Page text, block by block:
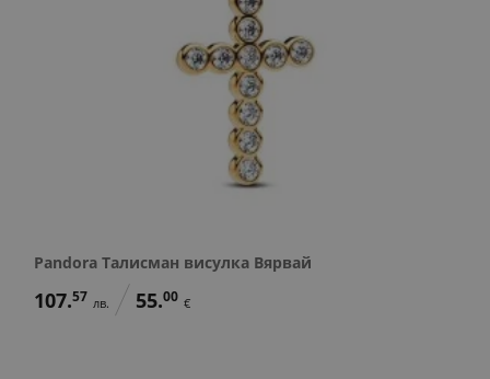
Pandora Талисман висулка Вярвай
107.57 лв. 55.00 €